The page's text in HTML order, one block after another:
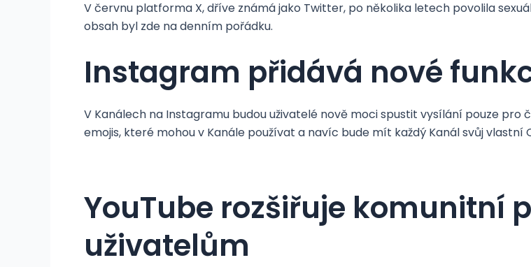
V červnu platforma X, dříve známá jako Twitter, po několika letech povolila
obsah byl zde na denním pořádku.
Instagram přidává nové
V Kanálech na Instagramu budou uživatelé nově moci spustit vysílání pouze pro
emojis, které mohou v Kanále používat a navíc bude mít každý Kanál svůj vlastní
YouTube rozšiřuje komunitní
uživatelům